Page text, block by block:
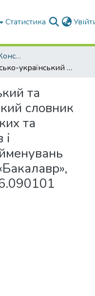
Статистика
Навчальні видання. Конспекти лекцій
Латинсько-український та українсько-латинський словник сільськогосподарських та біологічних термінів і номенклатурних найменувань для студентів ОКР «Бакалавр», напрям підготовки 6.090101 «Агрономія»
та
словник
та
і